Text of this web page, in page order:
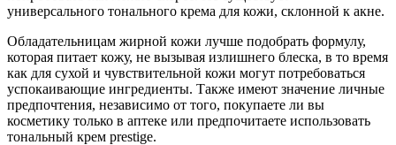
универсального тонального крема для кожи, склонной к акне.
Обладательницам жирной кожи лучше подобрать формулу,
которая питает кожу, не вызывая излишнего блеска, в то время
как для сухой и чувствительной кожи могут потребоваться
успокаивающие ингредиенты. Также имеют значение личные
предпочтения, независимо от того, покупаете ли вы
косметику только в аптеке или предпочитаете использовать
тональный крем prestige.